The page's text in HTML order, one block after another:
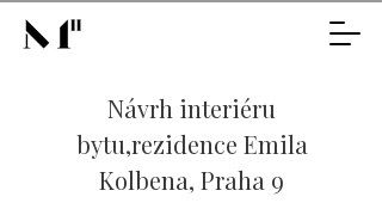
Návrh interiéru
bytu,rezidence Emila
Kolbena, Praha 9